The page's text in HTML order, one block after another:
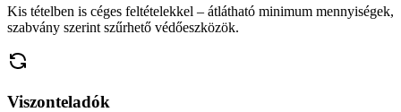
Kis tételben is céges feltételekkel – átlátható minimum mennyiségek,
szabvány szerint szűrhető védőeszközök.
Viszonteladók